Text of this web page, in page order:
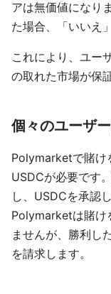
アは無価値になり
た場合、「いいえ
これにより、ユー
の取れた市場が保
個々のユーザ
Polymarketで賭け
USDCが必要です
し、USDCを承認
Polymarketは賭け
ませんが、勝利し
を請求します。